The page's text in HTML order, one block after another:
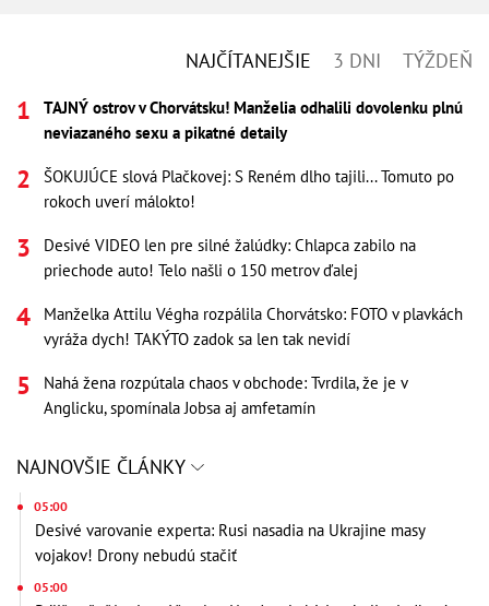
NAJČÍTANEJŠIE 3 DNI TÝŽDEŇ
TAJNÝ ostrov v Chorvátsku! Manželia odhalili dovolenku plnú
neviazaného sexu a pikatné detaily
ŠOKUJÚCE slová Plačkovej: S Reném dlho tajili... Tomuto po
rokoch uverí málokto!
Desivé VIDEO len pre silné žalúdky: Chlapca zabilo na
priechode auto! Telo našli o 150 metrov ďalej
Manželka Attilu Végha rozpálila Chorvátsko: FOTO v plavkách
vyráža dych! TAKÝTO zadok sa len tak nevidí
Nahá žena rozpútala chaos v obchode: Tvrdila, že je v
Anglicku, spomínala Jobsa aj amfetamín
NAJNOVŠIE ČLÁNKY
05:00
Desivé varovanie experta: Rusi nasadia na Ukrajine masy
vojakov! Drony nebudú stačiť
05:00